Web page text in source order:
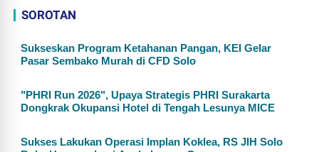
SOROTAN
Sukseskan Program Ketahanan Pangan, KEI Gelar
Pasar Sembako Murah di CFD Solo
"PHRI Run 2026", Upaya Strategis PHRI Surakarta
Dongkrak Okupansi Hotel di Tengah Lesunya MICE
Sukses Lakukan Operasi Implan Koklea, RS JIH Solo